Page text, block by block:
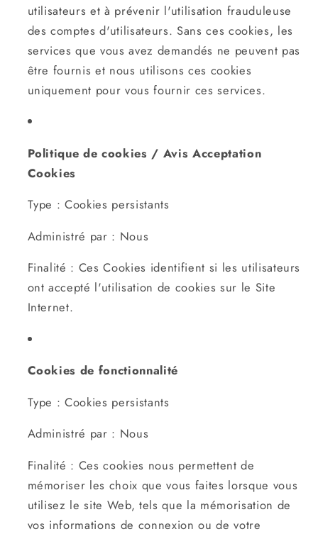
utilisateurs et à prévenir l'utilisation frauduleuse
des comptes d'utilisateurs. Sans ces cookies, les
services que vous avez demandés ne peuvent pas
être fournis et nous utilisons ces cookies
uniquement pour vous fournir ces services.
Politique de cookies / Avis Acceptation
Cookies
Type : Cookies persistants
Administré par : Nous
Finalité : Ces Cookies identifient si les utilisateurs
ont accepté l'utilisation de cookies sur le Site
Internet.
Cookies de fonctionnalité
Type : Cookies persistants
Administré par : Nous
Finalité : Ces cookies nous permettent de
mémoriser les choix que vous faites lorsque vous
utilisez le site Web, tels que la mémorisation de
vos informations de connexion ou de votre